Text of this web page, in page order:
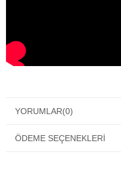
YORUMLAR(0)
ÖDEME SEÇENEKLERI